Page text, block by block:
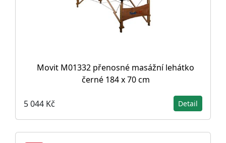
Movit M01332 přenosné masážní lehátko
černé 184 x 70 cm
5 044 Kč Detail